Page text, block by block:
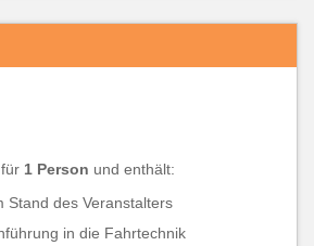
1 Person und enthält:
Stand des Veranstalters
in die Fahrtechnik